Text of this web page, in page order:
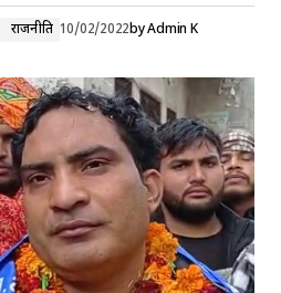
राजनीति 10/02/2022byAdmin K